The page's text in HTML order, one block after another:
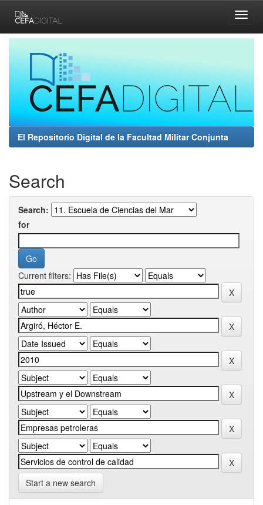
navigation
El Repositorio Digital de la Facultad Militar Conjunta
Search
Search:
for
Current filters:
Start a new search